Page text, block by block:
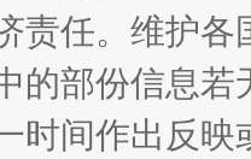
责任。维护各
的部份信息
时间作出反映